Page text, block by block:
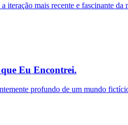
mais recente e fascinante da
Eu Encontrei.
profundo de um mundo